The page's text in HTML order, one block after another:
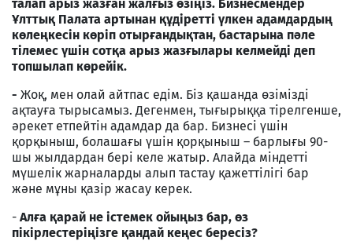
талап арыз жазған жалғыз өзіңіз. Бизнесмендер
Ұлттық Палата артынан құдіретті үлкен адамдардың
көлеңкесін көріп отырғандықтан, бастарына пәле
тілемес үшін сотқа арыз жазғылары келмейді деп
топшылап көрейік.
- Жоқ, мен олай айтпас едім. Біз қашанда өзімізді
ақтауға тырысамыз. Дегенмен, тығырыққа тірелгенше,
әрекет етпейтін адамдар да бар. Бизнесі үшін
қорқыныш, болашағы үшін қорқыныш – барлығы 90-
шы жылдардан бері келе жатыр. Алайда міндетті
мүшелік жарналарды алып тастау қажеттілігі бар
және мұны қазір жасау керек.
- Алға қарай не істемек ойыңыз бар, өз
пікірлестеріңізге қандай кеңес бересіз?